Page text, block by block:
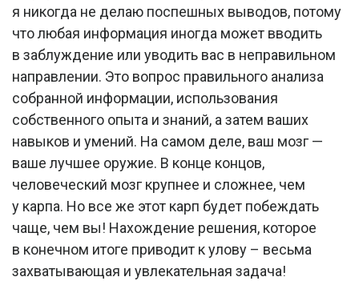
я никогда не делаю поспешных выводов, потому
что любая информация иногда может вводить
в заблуждение или уводить вас в неправильном
направлении. Это вопрос правильного анализа
собранной информации, использования
собственного опыта и знаний, а затем ваших
навыков и умений. На самом деле, ваш мозг —
ваше лучшее оружие. В конце концов,
человеческий мозг крупнее и сложнее, чем
у карпа. Но все же этот карп будет побеждать
чаще, чем вы! Нахождение решения, которое
в конечном итоге приводит к улову – весьма
захватывающая и увлекательная задача!